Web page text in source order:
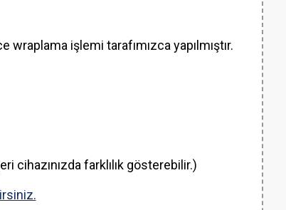
işlemi tarafımızca yapılmıştır.
cihazınızda farklılık gösterebilir.)